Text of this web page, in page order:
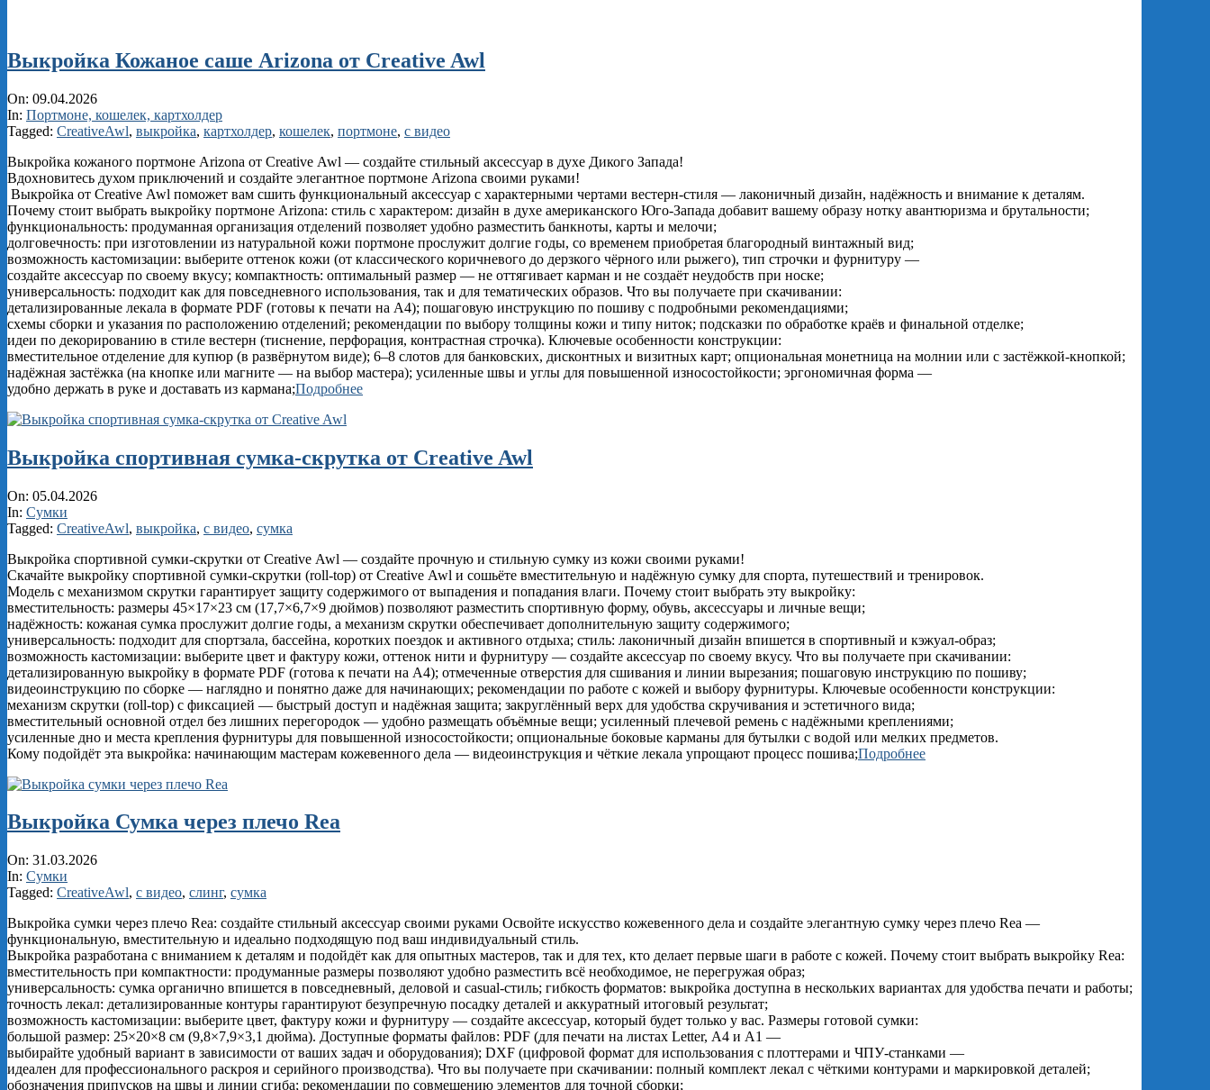
Выкройка Кожаное саше Arizona от Creative Awl
2026-
04-
09
On: 09.04.2026
In: Портмоне, кошелек, картхолдер
Tagged: CreativeAwl, выкройка, картхолдер, кошелек, портмоне, с видео
Выкройка кожаного портмоне Arizona от Creative Awl — создайте стильный аксессуар в духе Дикого Запада!
Вдохновитесь духом приключений и создайте элегантное портмоне Arizona своими руками!
Выкройка от Creative Awl поможет вам сшить функциональный аксессуар с характерными чертами вестерн‑стиля — лаконичный дизайн, надёжность и внимание к деталям.
Почему стоит выбрать выкройку портмоне Arizona: стиль с характером: дизайн в духе американского Юго‑Запада добавит вашему образу нотку авантюризма и брутальности;
функциональность: продуманная организация отделений позволяет удобно разместить банкноты, карты и мелочи;
долговечность: при изготовлении из натуральной кожи портмоне прослужит долгие годы, со временем приобретая благородный винтажный вид;
возможность кастомизации: выберите оттенок кожи (от классического коричневого до дерзкого чёрного или рыжего), тип строчки и фурнитуру —
создайте аксессуар по своему вкусу; компактность: оптимальный размер — не оттягивает карман и не создаёт неудобств при носке;
универсальность: подходит как для повседневного использования, так и для тематических образов. Что вы получаете при скачивании:
детализированные лекала в формате PDF (готовы к печати на A4); пошаговую инструкцию по пошиву с подробными рекомендациями;
схемы сборки и указания по расположению отделений; рекомендации по выбору толщины кожи и типу ниток; подсказки по обработке краёв и финальной отделке;
идеи по декорированию в стиле вестерн (тиснение, перфорация, контрастная строчка). Ключевые особенности конструкции:
вместительное отделение для купюр (в развёрнутом виде); 6–8 слотов для банковских, дисконтных и визитных карт; опциональная монетница на молнии или с застёжкой‑кнопкой;
надёжная застёжка (на кнопке или магните — на выбор мастера); усиленные швы и углы для повышенной износостойкости; эргономичная форма —
удобно держать в руке и доставать из кармана;Подробнее
Выкройка спортивная сумка-скрутка от Creative Awl
2026-
04-
05
On: 05.04.2026
In: Сумки
Tagged: CreativeAwl, выкройка, с видео, сумка
Выкройка спортивной сумки‑скрутки от Creative Awl — создайте прочную и стильную сумку из кожи своими руками!
Скачайте выкройку спортивной сумки‑скрутки (roll‑top) от Creative Awl и сошьёте вместительную и надёжную сумку для спорта, путешествий и тренировок.
Модель с механизмом скрутки гарантирует защиту содержимого от выпадения и попадания влаги. Почему стоит выбрать эту выкройку:
вместительность: размеры 45×17×23 см (17,7×6,7×9 дюймов) позволяют разместить спортивную форму, обувь, аксессуары и личные вещи;
надёжность: кожаная сумка прослужит долгие годы, а механизм скрутки обеспечивает дополнительную защиту содержимого;
универсальность: подходит для спортзала, бассейна, коротких поездок и активного отдыха; стиль: лаконичный дизайн впишется в спортивный и кэжуал‑образ;
возможность кастомизации: выберите цвет и фактуру кожи, оттенок нити и фурнитуру — создайте аксессуар по своему вкусу. Что вы получаете при скачивании:
детализированную выкройку в формате PDF (готова к печати на A4); отмеченные отверстия для сшивания и линии вырезания; пошаговую инструкцию по пошиву;
видеоинструкцию по сборке — наглядно и понятно даже для начинающих; рекомендации по работе с кожей и выбору фурнитуры. Ключевые особенности конструкции:
механизм скрутки (roll‑top) с фиксацией — быстрый доступ и надёжная защита; закруглённый верх для удобства скручивания и эстетичного вида;
вместительный основной отдел без лишних перегородок — удобно размещать объёмные вещи; усиленный плечевой ремень с надёжными креплениями;
усиленные дно и места крепления фурнитуры для повышенной износостойкости; опциональные боковые карманы для бутылки с водой или мелких предметов.
Кому подойдёт эта выкройка: начинающим мастерам кожевенного дела — видеоинструкция и чёткие лекала упрощают процесс пошива;Подробнее
Выкройка Сумка через плечо Rea
2026-
03-
31
On: 31.03.2026
In: Сумки
Tagged: CreativeAwl, с видео, слинг, сумка
Выкройка сумки через плечо Rea: создайте стильный аксессуар своими руками Освойте искусство кожевенного дела и создайте элегантную сумку через плечо Rea —
функциональную, вместительную и идеально подходящую под ваш индивидуальный стиль.
Выкройка разработана с вниманием к деталям и подойдёт как для опытных мастеров, так и для тех, кто делает первые шаги в работе с кожей. Почему стоит выбрать выкройку Rea:
вместительность при компактности: продуманные размеры позволяют удобно разместить всё необходимое, не перегружая образ;
универсальность: сумка органично впишется в повседневный, деловой и casual‑стиль; гибкость форматов: выкройка доступна в нескольких вариантах для удобства печати и работы;
точность лекал: детализированные контуры гарантируют безупречную посадку деталей и аккуратный итоговый результат;
возможность кастомизации: выберите цвет, фактуру кожи и фурнитуру — создайте аксессуар, который будет только у вас. Размеры готовой сумки:
большой размер: 25×20×8 см (9,8×7,9×3,1 дюйма). Доступные форматы файлов: PDF (для печати на листах Letter, A4 и A1 —
выбирайте удобный вариант в зависимости от ваших задач и оборудования); DXF (цифровой формат для использования с плоттерами и ЧПУ‑станками —
идеален для профессионального раскроя и серийного производства). Что вы получаете при скачивании: полный комплект лекал с чёткими контурами и маркировкой деталей;
обозначения припусков на швы и линии сгиба; рекомендации по совмещению элементов для точной сборки;